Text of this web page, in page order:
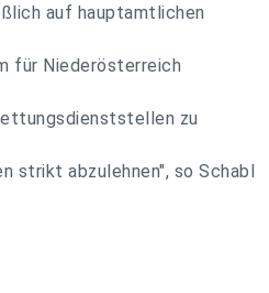
auf hauptamtlichen
für Niederösterreich
zu
strikt abzulehnen", so Schabl